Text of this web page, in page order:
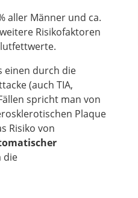
aller Männer und ca.
Risikofaktoren
einen durch die
(auch TIA,
spricht man von
Plaque
Risiko von
die